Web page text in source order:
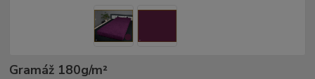
Gramáž 180g/m²­